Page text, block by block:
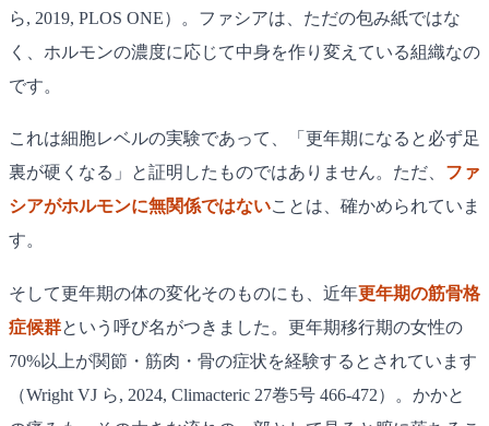
ら, 2019, PLOS ONE）。ファシアは、ただの包み紙ではな
く、ホルモンの濃度に応じて中身を作り変えている組織なの
です。
これは細胞レベルの実験であって、「更年期になると必ず足
裏が硬くなる」と証明したものではありません。ただ、 ファ
シアがホルモンに無関係ではないことは、確かめられていま
す。
そして更年期の体の変化そのものにも、近年更年期の筋骨格
症候群という呼び名がつきました。更年期移行期の女性の
70%以上が関節・筋肉・骨の症状を経験するとされています
（Wright VJ ら, 2024, Climacteric 27巻5号 466-472）。かかと